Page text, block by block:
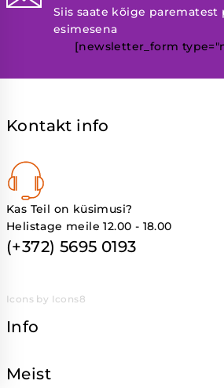
Siis saate kõige
esimesena
[newsletter_form
Kontakt info
Kas Teil on küsimusi?
Helistage meile 12.00 - 18.00
(+372) 5695 0193
Icons by Icons8
Info
Meist